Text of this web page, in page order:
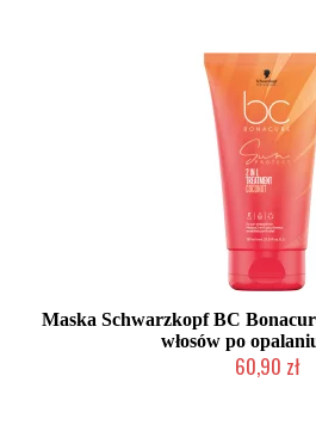
Maska Schwarzkopf BC
włosów po
60,90 zł